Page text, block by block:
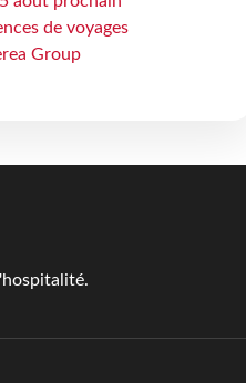
de voyages
Group